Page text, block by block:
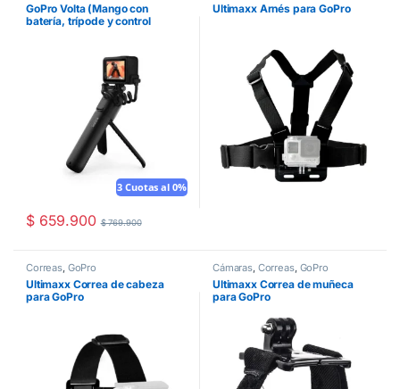
GoPro Volta (Mango con
batería, trípode y control
3 Cuotas al 0%
$659.900 $769.900
Ultimaxx Arnés para GoPro
Correas, GoPro
Ultimaxx Correa de cabeza
para GoPro
Cámaras, Correas, GoPro
Ultimaxx Correa de muñeca
para GoPro